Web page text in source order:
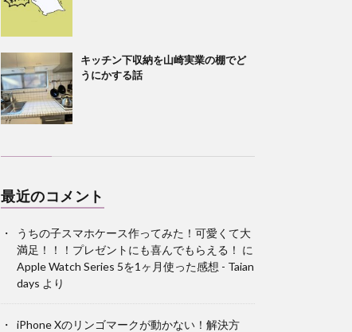
キッチン下収納を山崎実業の棚でど
うにかする話
最近のコメント
うちの子スマホケース作ってみた！可愛くて大
満足！！！プレゼントにも喜んでもらえる！ に
Apple Watch Series 5を1ヶ月使った感想 - Taian
days より
iPhone Xのリンゴマークが動かない！解決方